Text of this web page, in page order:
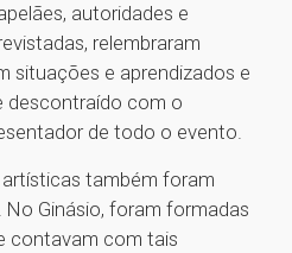
autoridades e
relembraram
situações e aprendizados e
descontraído com o
de todo o evento.
também foram
Ginásio, foram formadas
contavam com tais